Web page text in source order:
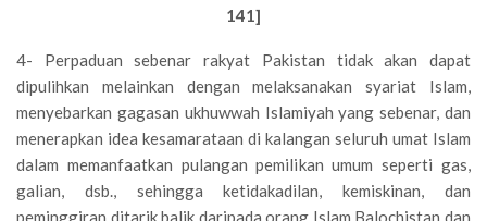
141]
4- Perpaduan sebenar rakyat Pakistan tidak akan dapat
dipulihkan melainkan dengan melaksanakan syariat Islam,
menyebarkan gagasan ukhuwwah Islamiyah yang sebenar, dan
menerapkan idea kesamarataan di kalangan seluruh umat Islam
dalam memanfaatkan pulangan pemilikan umum seperti gas,
galian, dsb., sehingga ketidakadilan, kemiskinan, dan
peminggiran ditarik balik daripada orang Islam Balochistan dan